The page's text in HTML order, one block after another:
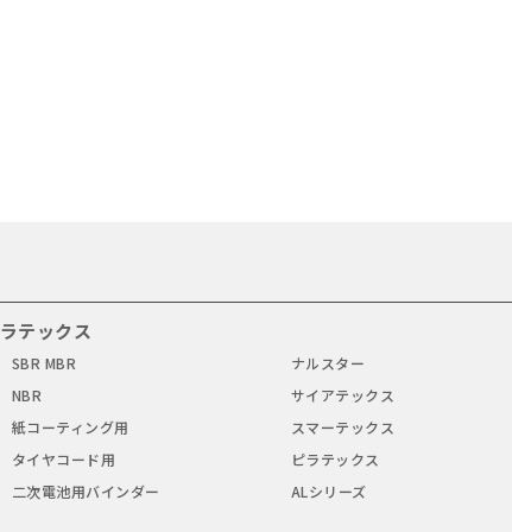
ラテックス
SBR MBR
ナルスター
NBR
サイアテックス
紙コーティング用
スマーテックス
タイヤコード用
ピラテックス
二次電池用バインダー
ALシリーズ